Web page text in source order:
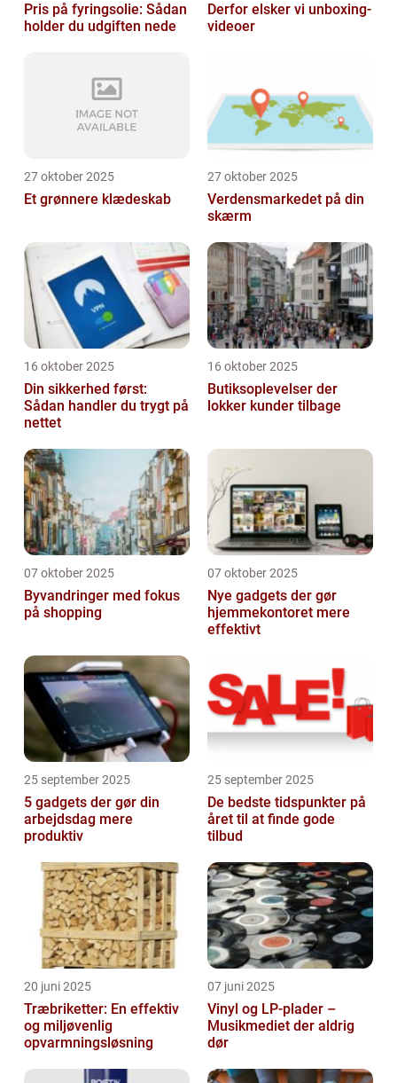
Pris på fyringsolie: Sådan
holder du udgiften nede
Derfor elsker vi unboxing-
videoer
27 oktober 2025
Et grønnere klædeskab
27 oktober 2025
Verdensmarkedet på din
skærm
16 oktober 2025
Din sikkerhed først:
Sådan handler du trygt på
nettet
16 oktober 2025
Butiksoplevelser der
lokker kunder tilbage
07 oktober 2025
Byvandringer med fokus
på shopping
07 oktober 2025
Nye gadgets der gør
hjemmekontoret mere
effektivt
25 september 2025
5 gadgets der gør din
arbejdsdag mere
produktiv
25 september 2025
De bedste tidspunkter på
året til at finde gode
tilbud
20 juni 2025
Træbriketter: En effektiv
og miljøvenlig
opvarmningsløsning
07 juni 2025
Vinyl og LP-plader –
Musikmediet der aldrig
dør